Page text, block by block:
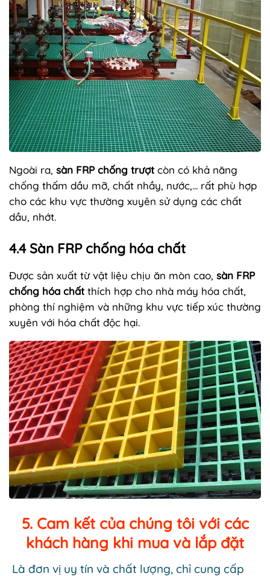
Ngoài ra, sàn FRP chống trượtcòn có khả năng
chống thấm dầu mỡ, chất nhầy, nước,... rất phù hợp
cho các khu vực thường xuyên sử dụng các chất
dầu, nhớt.
4.4 Sàn FRP chống hóa chất
Được sản xuất từ vật liệu chịu ăn mòn cao, sàn FRP
chống hóa chấtthích hợp cho nhà máy hóa chất,
phòng thí nghiệm và những khu vực tiếp xúc thường
xuyên với hóa chất độc hại.
5. Cam kết của chúng tôi với các
khách hàng khi mua và lắp đặt
Là đơn vị uy tín và chất lượng, chỉ cung cấp